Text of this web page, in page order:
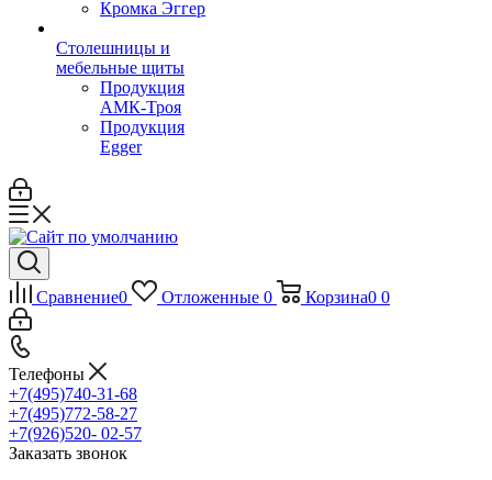
Кромка Эггер
Столешницы и
мебельные щиты
Продукция
АМК-Троя
Продукция
Egger
Сравнение0 Отложенные 0 Корзина0 0
Телефоны
+7(495)740-31-68
+7(495)772-58-27
+7(926)520- 02-57
Заказать звонок